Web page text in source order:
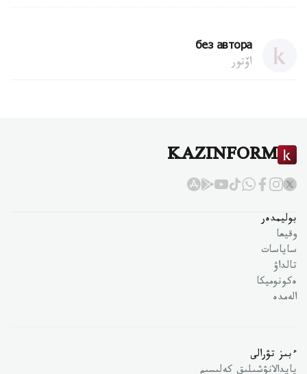
без автора
اۆتور
KAZINFORM
بوليمدەر
وقيعا
ساياسات
تالداۋ
ەكونوميكا
الەمدە
ءبىز تۋرالى